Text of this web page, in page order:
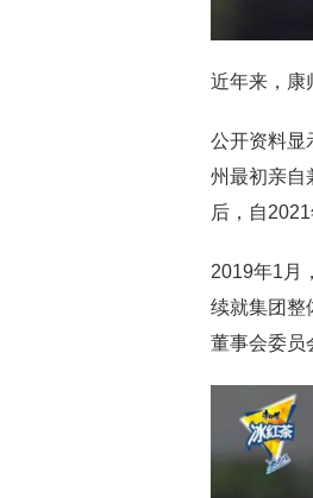
近年来，康
公开资料显
州最初亲自
后，自
2019年1月
续就集团整
董事会委员